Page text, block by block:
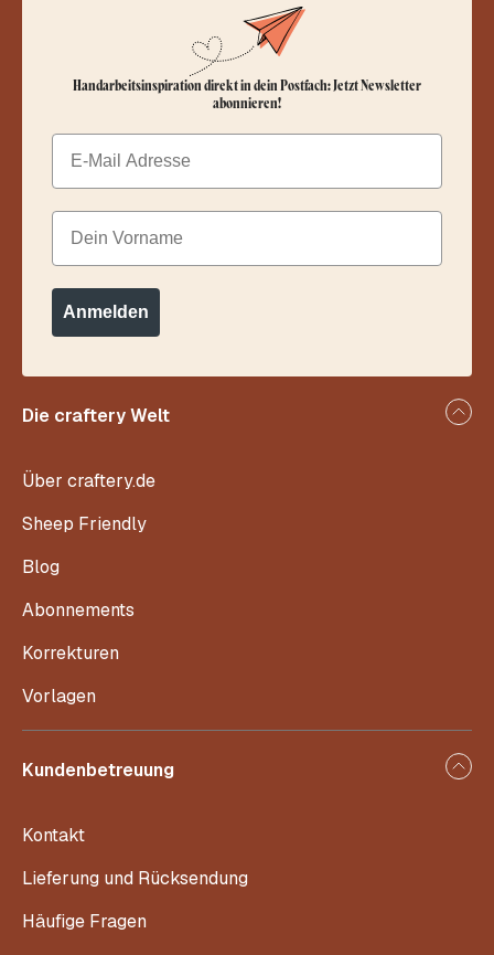
Die craftery Welt
Über craftery.de
Sheep Friendly
Blog
Abonnements
Korrekturen
Vorlagen
Kundenbetreuung
Kontakt
Lieferung und Rücksendung
Häufige Fragen
Handarbeitsinspiration direkt in dein Postfach: Jetzt Newsletter
abonnieren!
Email
Dein Vorname
Anmelden